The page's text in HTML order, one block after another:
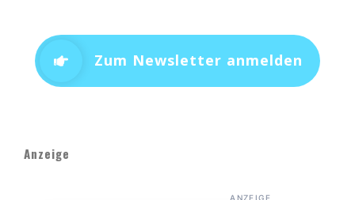
Zum Newsletter anmelden
Anzeige